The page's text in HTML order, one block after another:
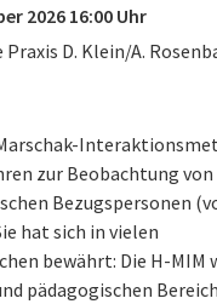
2026 16:00 Uhr
D. Klein/A.
zur Beobachtung von
Bezugspersonen
hat sich in vielen
bewährt: Die H-MIM
pädagogischen